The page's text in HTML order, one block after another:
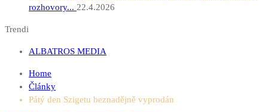
rozhovory... 22.4.2026
Trendi
ALBATROS MEDIA
Home
Články
Pátý den Szigetu beznadějně vyprodán